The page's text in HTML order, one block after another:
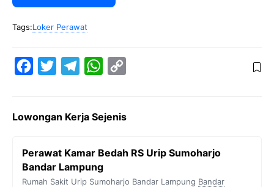
Tags:Loker Perawat
e
o
t
e
e
r
a
W
t
A
y
i
Lowongan Kerja Sejenis
Perawat Kamar Bedah RS Urip Sumoharjo
Bandar Lampung
Rumah Sakit Urip Sumoharjo Bandar Lampung Bandar